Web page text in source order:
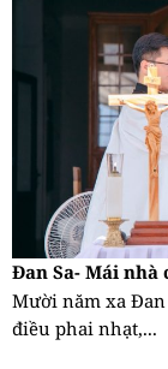
Đan Sa- Mái
Mười năm xa
điều phai nhạt,...